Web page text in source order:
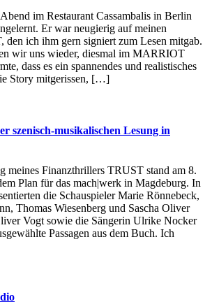
im Restaurant Cassambalis in Berlin
Er war neugierig auf meinen
ich ihm gern signiert zum Lesen mitgab.
wir uns wieder, diesmal im MARRIOT
dass es ein spannendes und realistisches
Story mitgerissen, […]
szenisch-musikalischen Lesung in
meines Finanzthrillers TRUST stand am 8.
Plan für das mach|werk in Magdeburg. In
die Schauspieler Marie Rönnebeck,
Thomas Wiesenberg und Sascha Oliver
Vogt sowie die Sängerin Ulrike Nocker
Passagen aus dem Buch. Ich